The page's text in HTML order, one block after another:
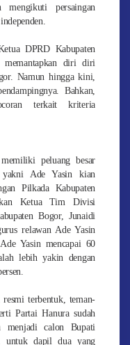
mengikuti persaingan
DPRD Kabupaten
diri diri
Namun hingga kini,
Bahkan,
terkait kriteria
peluang besar
Ade Yasin kian
Pilkada Kabupaten
Ketua Tim Divisi
Bogor, Junaidi
relawan Ade Yasin
Yasin mencapai 60
lebih yakin dengan
terbentuk, teman-
Partai Hanura sudah
menjadi calon Bupati
untuk dapil dua yang